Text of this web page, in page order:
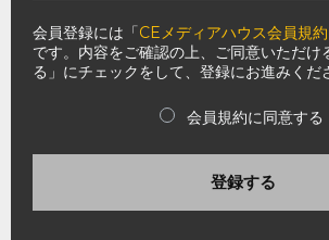
会員登録には「CEメディアハウス会員規約
です。内容をご確認の上、ご同意いただけ
る」にチェックをして、登録にお進みくだ
会員規約に同意する
登録する